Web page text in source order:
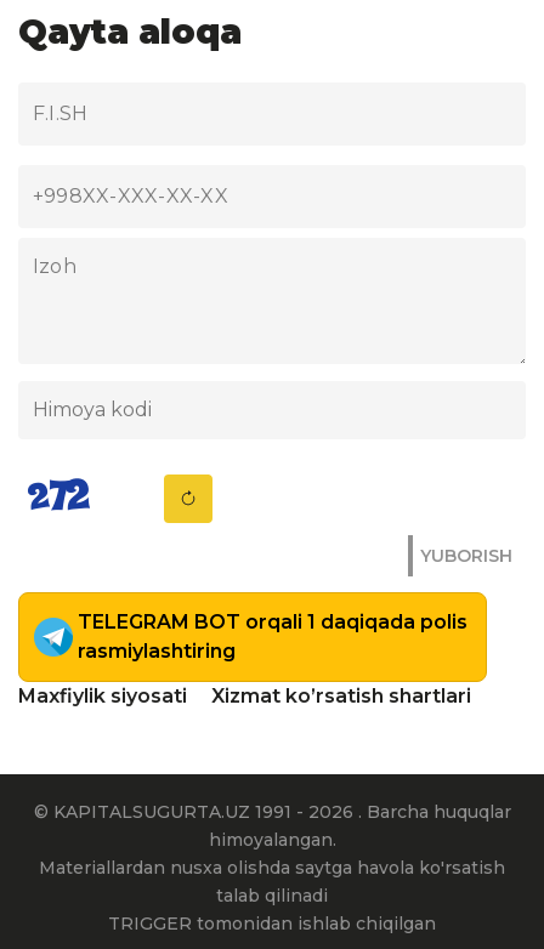
Qayta aloqa
YUBORISH
TELEGRAM BOT orqali 1 daqiqada polis
rasmiylashtiring
Maxfiylik siyosati
Xizmat ko’rsatish shartlari
© KAPITALSUGURTA.UZ 1991 - 2026 . Barcha huquqlar
himoyalangan.
Materiallardan nusxa olishda saytga havola ko'rsatish
talab qilinadi
TRIGGER tomonidan ishlab chiqilgan